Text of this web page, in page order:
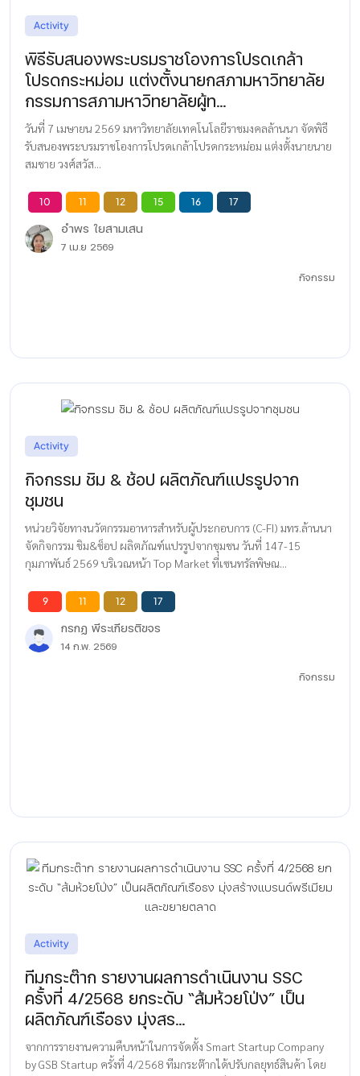
Activity
พิธีรับสนองพระบรมราชโองการโปรดเกล้า
โปรดกระหม่อม แต่งตั้งนายกสภามหาวิทยาลัย
กรรมการสภามหาวิทยาลัยผู้ท...
วันที่ 7 เมษายน 2569 มหาวิทยาลัยเทคโนโลยีราชมงคลล้านนา จัดพิธี
รับสนองพระบรมราชโองการโปรดเกล้าโปรดกระหม่อม แต่งตั้งนายนาย
สมชาย วงศ์สวัส...
10 11 12 15 16 17
อำพร ใยสามเสน
7 เม.ย 2569
กิจกรรม
Activity
กิจกรรม ชิม & ช้อป ผลิตภัณฑ์แปรรูปจาก
ชุมชน
หน่วยวิจัยทางนวัตกรรมอาหารสำหรับผู้ประกอบการ (C-FI) มทร.ล้านนา
จัดกิจกรรม ชิม&ช็อป ผลิตภัณฑ์แปรรูปจากชุมชน วันที่ 147-15
กุมภาพันธ์ 2569 บริเวณหน้า Top Market ที่เซนทรัลพิษณ...
9 11 12 17
กรกฏ พีระเกียรติขจร
14 ก.พ. 2569
กิจกรรม
Activity
ทีมกระต๊าก รายงานผลการดำเนินงาน SSC
ครั้งที่ 4/2568 ยกระดับ “ส้มห้วยโป่ง” เป็น
ผลิตภัณฑ์เรือธง มุ่งสร...
จากการรายงานความคืบหน้าในการจัดตั้ง Smart Startup Company
by GSB Startup ครั้งที่ 4/2568 ทีมกระต๊ากได้ปรับกลยุทธ์สินค้า โดย